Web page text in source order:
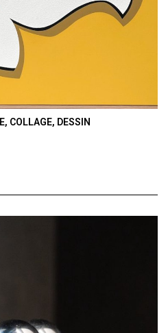
COLLAGE, DESSIN